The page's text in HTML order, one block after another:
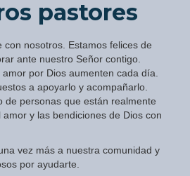
pastores
con nosotros. Estamos felices de
ante nuestro Señor contigo.
por Dios aumenten cada día.
a apoyarlo y acompañarlo.
de personas que están realmente
y las bendiciones de Dios con
vez más a nuestra comunidad y
por ayudarte.